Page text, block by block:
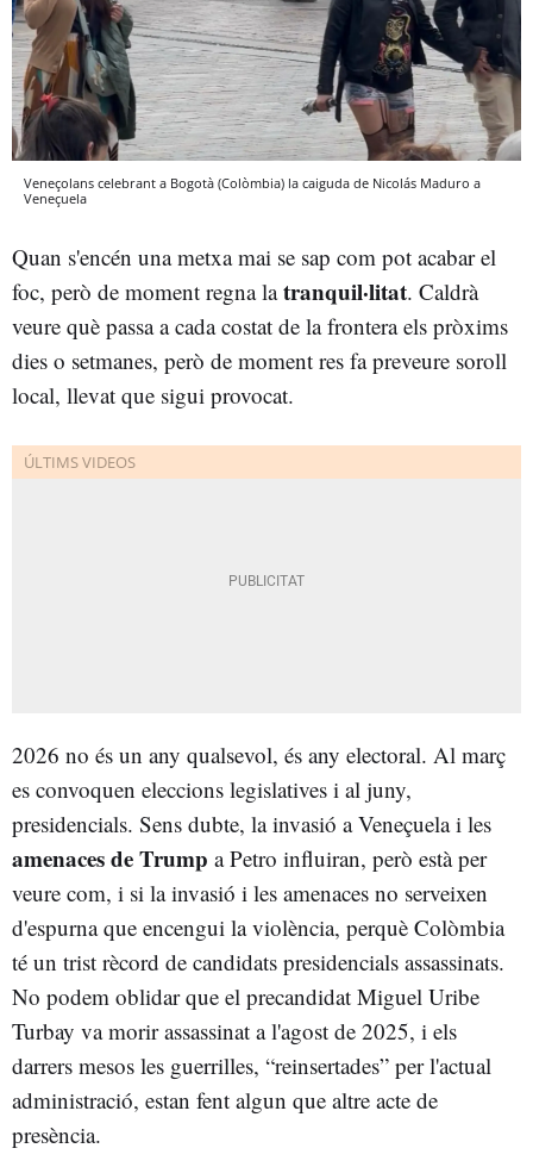
Veneçolans celebrant a Bogotà (Colòmbia) la caiguda de Nicolás Maduro a
Veneçuela
Quan s'encén una metxa mai se sap com pot acabar el
foc, però de moment regna latranquil·litat. Caldrà
veure què passa a cada costat de la frontera els pròxims
dies o setmanes, però de moment res fa preveure soroll
local, llevat que sigui provocat.
2026 no és un any qualsevol, és any electoral. Al març
es convoquen eleccions legislatives i al juny,
presidencials. Sens dubte, la invasió a Veneçuela i les
amenaces de Trump a Petro influiran, però està per
veure com, i si la invasió i les amenaces no serveixen
d'espurna que encengui la violència, perquè Colòmbia
té un trist rècord de candidats presidencials assassinats.
No podem oblidar que el precandidat Miguel Uribe
Turbay va morir assassinat a l'agost de 2025, i els
darrers mesos les guerrilles, “reinsertades” per l'actual
administració, estan fent algun que altre acte de
presència.